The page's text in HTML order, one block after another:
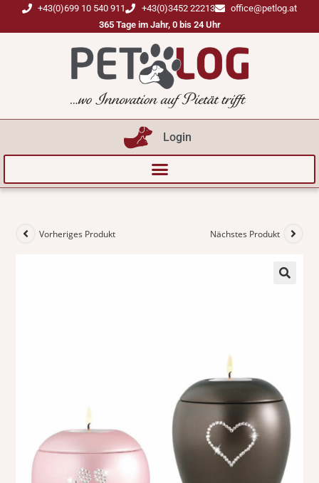
+43(0)699 10 540 911 +43(0)3452 22213
office@petlog.at
365 Tage im Jahr, 0 bis 24 Uhr
Login
Vorheriges Produkt Nächstes Produkt